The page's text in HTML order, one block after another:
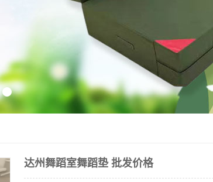
达州舞蹈室舞蹈垫 批发价格